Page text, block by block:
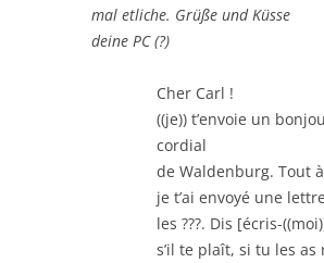
mal etliche. Grüße und Küsse
deine PC (?)
Cher Carl !
((je)) t’envoie un
cordial
de Waldenburg. Tout à
je t’ai envoyé une
les ???. Dis [écris-
s’il te plaît, si tu les as